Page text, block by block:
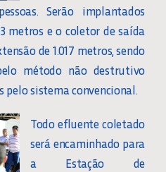
Serão implantados
metros e o coletor de saída
de 1.017 metros, sendo
método não destrutivo
pelo sistema convencional.
Todo efluente coletado
será encaminhado para
a Estação de